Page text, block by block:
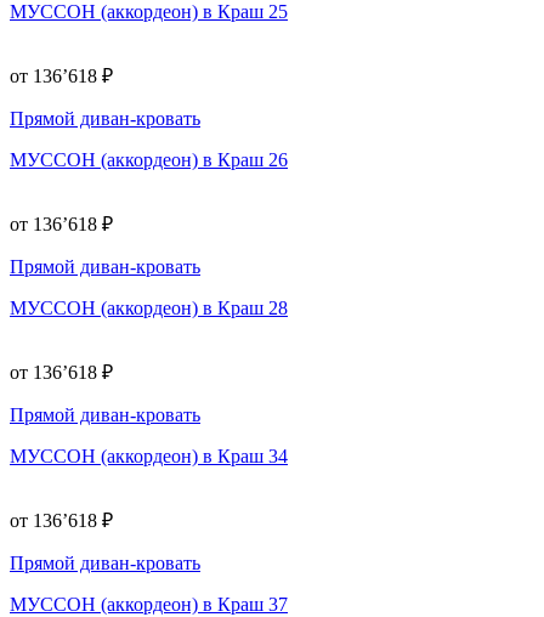
МУССОН (аккордеон) в Краш 25
от 136’618 ₽
Прямой диван-кровать
МУССОН (аккордеон) в Краш 26
от 136’618 ₽
Прямой диван-кровать
МУССОН (аккордеон) в Краш 28
от 136’618 ₽
Прямой диван-кровать
МУССОН (аккордеон) в Краш 34
от 136’618 ₽
Прямой диван-кровать
МУССОН (аккордеон) в Краш 37